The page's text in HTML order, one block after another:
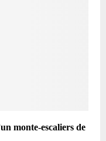
monte-escaliers de